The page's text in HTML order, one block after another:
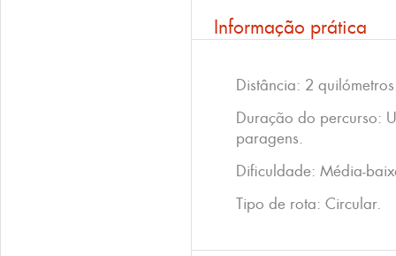
Informação prática
Distância: 2
Duração do percurso:
paragens.
Dificuldade: Média-
Tipo de rota: Circular.